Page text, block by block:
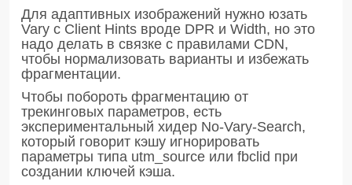
Для адаптивных изображений нужно юзать
Vary с Client Hints вроде DPR и Width, но это
надо делать в связке с правилами CDN,
чтобы нормализовать варианты и избежать
фрагментации.
Чтобы побороть фрагментацию от
трекинговых параметров, есть
экспериментальный хидер No-Vary-Search,
который говорит кэшу игнорировать
параметры типа utm_source или fbclid при
создании ключей кэша.